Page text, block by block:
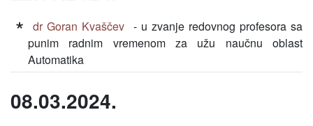
dr Goran Kvaščev - u zvanje redovnog profesora sa
punim radnim vremenom za užu naučnu oblast
Automatika
08.03.2024.